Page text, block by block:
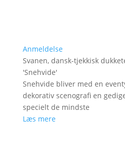
Anmeldelse
Svanen, dansk-tjekkisk
'Snehvide'
Snehvide bliver med en
dekorativ scenografi en
specielt de mindste
Læs mere